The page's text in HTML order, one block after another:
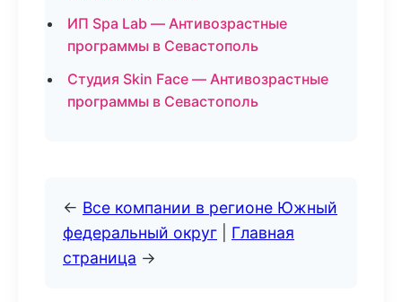
ИП Spa Lab — Антивозрастные
программы в Севастополь
Студия Skin Face — Антивозрастные
программы в Севастополь
← Все компании в регионе Южный
федеральный округ
Главная
страница →